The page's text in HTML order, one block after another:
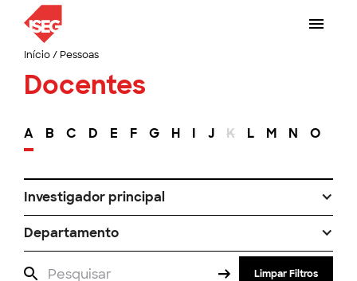
Início/ Pessoas
Docentes
A B C D E F G H I J K L M N O
Investigador principal
Departamento
Limpar Filtros